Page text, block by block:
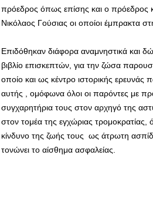
πρόεδρος όπως επίσης και ο πρόεδρος
Νικόλαος Γούσιας οι οποίοι έμπρακτα
Επιδόθηκαν διάφορα αναμνηστικά και
βιβλίο επισκεπτών, για την ζώσα
οποίο και ως κέντρο ιστορικής ερευνάς
αυτής , ομόφωνα όλοι οι παρόντες με
συγχαρητήρια τους στον αρχηγό της
στον τομέα της εγχώριας
κίνδυνο της ζωής τους ως άτρωτη
τονώνει το αίσθημα ασφαλείας.